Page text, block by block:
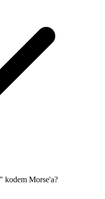
kodem Morse'a?